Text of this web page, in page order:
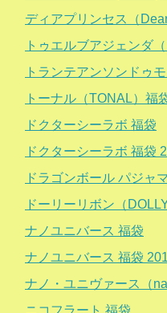
ディアプリンセス（
トゥエルブアジェンダ
トランテアンソンドゥ
トーナル（TONAL）福
ドクターシーラボ 福袋
ドクターシーラボ 福袋
ドラゴンボール パジャ
ドーリーリボン（
ナノユニバース 福袋
ナノユニバース 福袋
ナノ・ユニヴァース（
ニコフラート 福袋